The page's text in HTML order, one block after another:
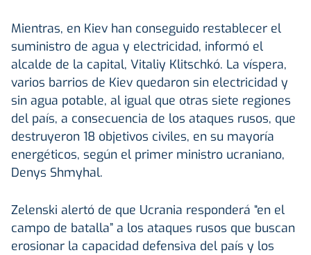
Mientras, en Kiev han conseguido restablecer el
suministro de agua y electricidad, informó el
alcalde de la capital, Vitaliy Klitschkó. La víspera,
varios barrios de Kiev quedaron sin electricidad y
sin agua potable, al igual que otras siete regiones
del país, a consecuencia de los ataques rusos, que
destruyeron 18 objetivos civiles, en su mayoría
energéticos, según el primer ministro ucraniano,
Denys Shmyhal.
Zelenski alertó de que Ucrania responderá “en el
campo de batalla” a los ataques rusos que buscan
erosionar la capacidad defensiva del país y los